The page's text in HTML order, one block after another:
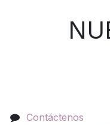
Contáctenos